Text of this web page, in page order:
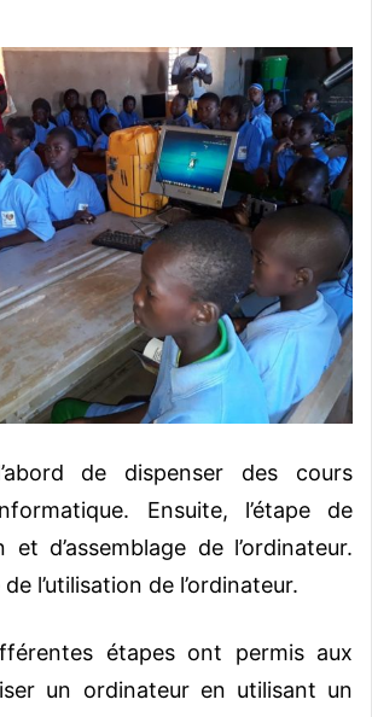
de dispenser des cours
Ensuite, l’étape de
et d’assemblage de l’ordinateur.
l’utilisation de l’ordinateur.
étapes ont permis aux
un ordinateur en utilisant un